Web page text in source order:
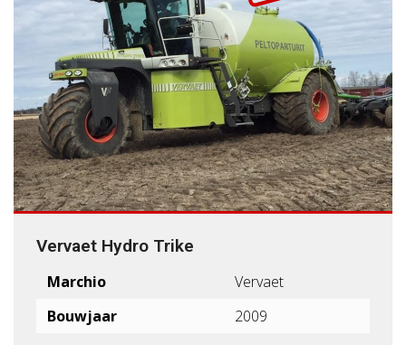
Vervaet Hydro Trike
Marchio
Vervaet
Bouwjaar
2009